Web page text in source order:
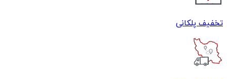
تخفیف پلکانی